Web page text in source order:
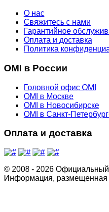
О нас
Свяжитесь с нами
Гарантийное
Оплата и доставка
Политика
OMI в России
Головной офис OMI
OMI в Москве
OMI в Новосибирске
OMI в Санкт-
Оплата и доставка
© 2008 - 2026 Официальный
Информация, размещенная